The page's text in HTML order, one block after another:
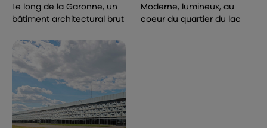
Le long de la Garonne, un
bâtiment architectural brut
Moderne, lumineux, au
coeur du quartier du lac